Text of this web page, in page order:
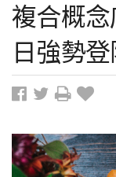
g
a
t
i
o
n
複合概
日強勢